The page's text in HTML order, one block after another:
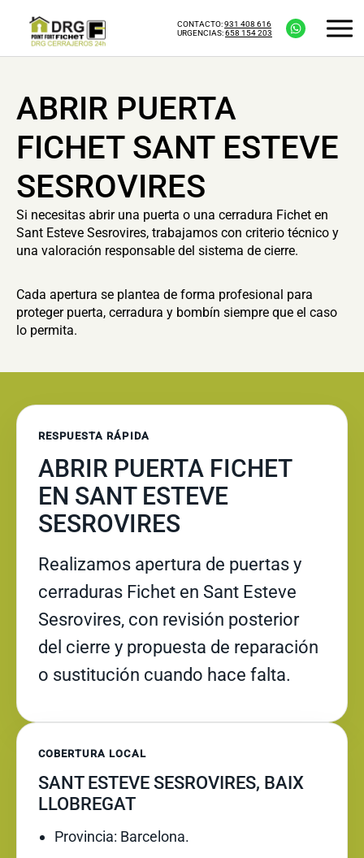
CONTACTO:931 408 616
URGENCIAS:658 154 203
ABRIR PUERTA
FICHET SANT ESTEVE
SESROVIRES
Si necesitas abrir una puerta o una cerradura Fichet en
Sant Esteve Sesrovires, trabajamos con criterio técnico y
una valoración responsable del sistema de cierre.
Cada apertura se plantea de forma profesional para
proteger puerta, cerradura y bombín siempre que el caso
lo permita.
RESPUESTA RÁPIDA
ABRIR PUERTA FICHET
EN SANT ESTEVE
SESROVIRES
Realizamos apertura de puertas y
cerraduras Fichet en Sant Esteve
Sesrovires, con revisión posterior
del cierre y propuesta de reparación
o sustitución cuando hace falta.
COBERTURA LOCAL
SANT ESTEVE SESROVIRES, BAIX
LLOBREGAT
Provincia: Barcelona.